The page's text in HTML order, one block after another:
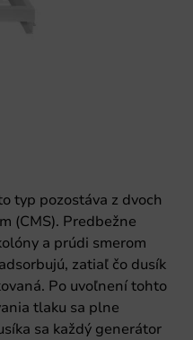
typ pozostáva z dvoch
(CMS). Predbežne
a prúdi smerom
zatiaľ čo dusík
Po uvoľnení tohto
tlaku sa plne
sa každý generátor